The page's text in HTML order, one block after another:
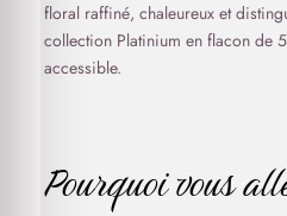
floral raffiné, chaleureux et
collection Platinium en flacon de
accessible.
Pourquoi vous